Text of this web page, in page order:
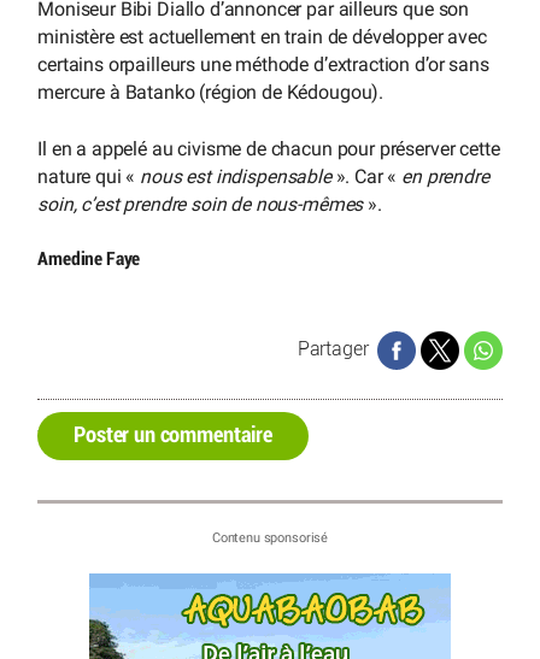
Moniseur Bibi Diallo d’annoncer par ailleurs que son
ministère est actuellement en train de développer avec
certains orpailleurs une méthode d’extraction d’or sans
mercure à Batanko (région de Kédougou).
Il en a appelé au civisme de chacun pour préserver cette
nature qui « nous est indispensable». Car « en prendre
soin, c’est prendre soin de nous-mêmes».
Amedine Faye
Partager
Poster un commentaire